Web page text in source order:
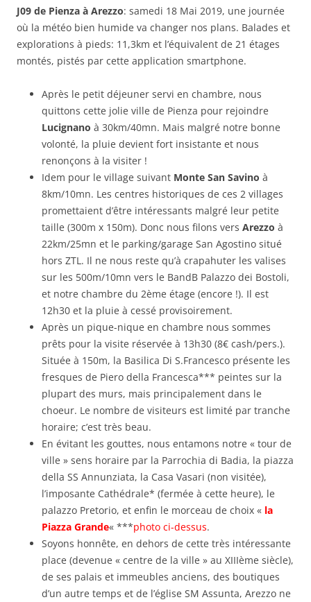
J09 de Pienza à Arezzo: samedi 18 Mai 2019, une journée
où la météo bien humide va changer nos plans. Balades et
explorations à pieds: 11,3km et l’équivalent de 21 étages
montés, pistés par cette application smartphone.
Après le petit déjeuner servi en chambre, nous
quittons cette jolie ville de Pienza pour rejoindre
Lucignano à 30km/40mn. Mais malgré notre bonne
volonté, la pluie devient fort insistante et nous
renonçons à la visiter !
Idem pour le village suivant Monte San Savino à
8km/10mn. Les centres historiques de ces 2 villages
promettaient d’être intéressants malgré leur petite
taille (300m x 150m). Donc nous filons vers Arezzo à
22km/25mn et le parking/garage San Agostino situé
hors ZTL. Il ne nous reste qu’à crapahuter les valises
sur les 500m/10mn vers le BandB Palazzo dei Bostoli,
et notre chambre du 2ème étage (encore !). Il est
12h30 et la pluie à cessé provisoirement.
Après un pique-nique en chambre nous sommes
prêts pour la visite réservée à 13h30 (8€ cash/pers.).
Située à 150m, la Basilica Di S.Francesco présente les
fresques de Piero della Francesca*** peintes sur la
plupart des murs, mais principalement dans le
choeur. Le nombre de visiteurs est limité par tranche
horaire; c’est très beau.
En évitant les gouttes, nous entamons notre « tour de
ville » sens horaire par la Parrochia di Badia, la piazza
della SS Annunziata, la Casa Vasari (non visitée),
l’imposante Cathédrale* (fermée à cette heure), le
palazzo Pretorio, et enfin le morceau de choix « la
Piazza Grande« ***photo ci-dessus.
Soyons honnête, en dehors de cette très intéressante
place (devenue « centre de la ville » au XIIIème siècle),
de ses palais et immeubles anciens, des boutiques
d’un autre temps et de l’église SM Assunta, Arezzo ne